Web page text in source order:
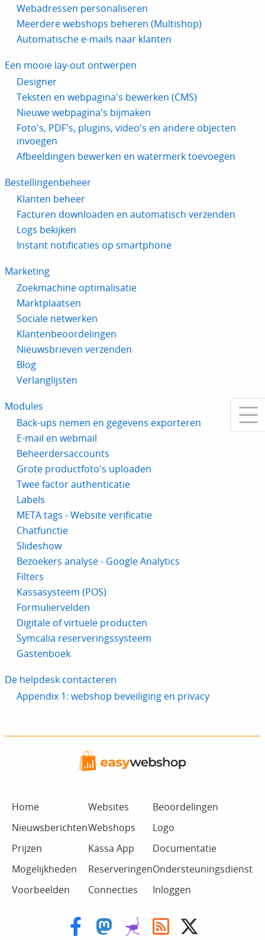
Webadressen personaliseren
Meerdere webshops beheren (Multishop)
Automatische e-mails naar klanten
Een mooie lay-out ontwerpen
Designer
Teksten en webpagina's bewerken (CMS)
Nieuwe webpagina's bijmaken
Foto's, PDF's, plugins, video's en andere objecten
invoegen
Afbeeldingen bewerken en watermerk toevoegen
Bestellingenbeheer
Klanten beheer
Facturen downloaden en automatisch verzenden
Logs bekijken
Instant notificaties op smartphone
Marketing
Zoekmachine optimalisatie
Marktplaatsen
Sociale netwerken
Klantenbeoordelingen
Nieuwsbrieven verzenden
Blog
Verlanglijsten
Modules
Back-ups nemen en gegevens exporteren
E-mail en webmail
Beheerdersaccounts
Grote productfoto's uploaden
Twee factor authenticatie
Labels
META tags - Website verificatie
Chatfunctie
Slideshow
Bezoekers analyse - Google Analytics
Filters
Kassasysteem (POS)
Formuliervelden
Digitale of virtuele producten
Symcalia reserveringssysteem
Gastenboek
De helpdesk contacteren
Appendix 1: webshop beveiliging en privacy
Home
Nieuwsberichten
Prijzen
Mogelijkheden
Voorbeelden
Websites
Webshops
Kassa App
Reserveringen
Connecties
Beoordelingen
Logo
Documentatie
Ondersteuningsdienst
Inloggen